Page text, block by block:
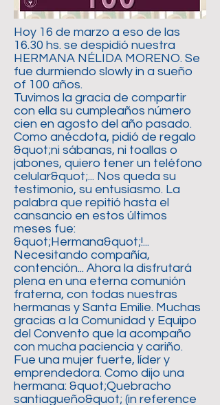
Hoy 16 de marzo a eso de las
16.30 hs. se despidió nuestra
HERMANA NÉLIDA MORENO. Se
fue durmiendo slowly in a sueño
of 100 años.
Tuvimos la gracia de compartir
con ella su cumpleaños número
cien en agosto del año pasado.
Como anécdota, pidió de regalo
&quot;ni sábanas, ni toallas o
jabones, quiero tener un teléfono
celular&quot;... Nos queda su
testimonio, su entusiasmo. La
palabra que repitió hasta el
cansancio en estos últimos
meses fue:
&quot;Hermana&quot;!...
Necesitando compañía,
contención... Ahora la disfrutará
plena en una eterna comunión
fraterna, con todas nuestras
hermanas y Santa Emilie. Muchas
gracias a la Comunidad y Equipo
del Convento que la acompaño
con mucha paciencia y cariño.
Fue una mujer fuerte, líder y
emprendedora. Como dijo una
hermana: &quot;Quebracho
santiagueño&quot; (in reference